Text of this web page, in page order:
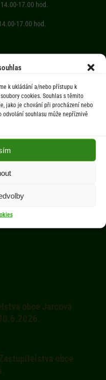
k ukládání a/nebo přístupu k
cookies. Souhlas s těmito
jako je chování při procházení nebo
souhlasu může nepříznivě
17.00 hod.
17.00 hod.